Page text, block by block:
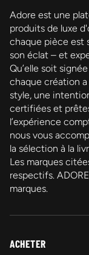
Adore est une
produits de luxe
chaque pièce est
son éclat – et
Qu’elle soit
chaque création
style, une
certifiées et
l’expérience
nous vous
la sélection à la
Les marques
respectifs.
marques.
ACHETER